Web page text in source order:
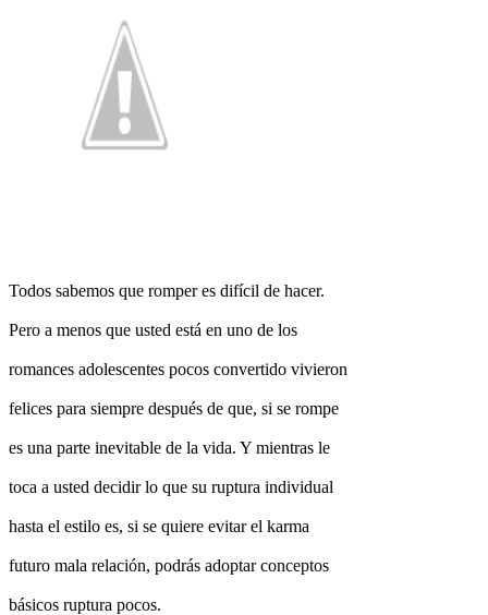
Todos sabemos que romper es difícil de hacer.
Pero a menos que usted está en uno de los
romances adolescentes pocos convertido vivieron
felices para siempre después de que, si se rompe
es una parte inevitable de la vida. Y mientras le
toca a usted decidir lo que su ruptura individual
hasta el estilo es, si se quiere evitar el karma
futuro mala relación, podrás adoptar conceptos
básicos ruptura pocos.